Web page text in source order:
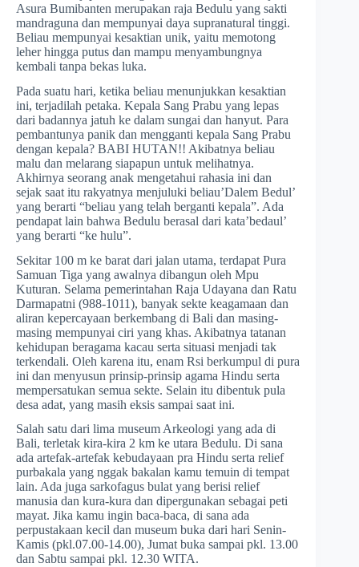
Asura Bumibanten merupakan raja Bedulu yang sakti
mandraguna dan mempunyai daya supranatural tinggi.
Beliau mempunyai kesaktian unik, yaitu memotong
leher hingga putus dan mampu menyambungnya
kembali tanpa bekas luka.
Pada suatu hari, ketika beliau menunjukkan kesaktian
ini, terjadilah petaka. Kepala Sang Prabu yang lepas
dari badannya jatuh ke dalam sungai dan hanyut. Para
pembantunya panik dan mengganti kepala Sang Prabu
dengan kepala? BABI HUTAN!! Akibatnya beliau
malu dan melarang siapapun untuk melihatnya.
Akhirnya seorang anak mengetahui rahasia ini dan
sejak saat itu rakyatnya menjuluki beliau’Dalem Bedul’
yang berarti “beliau yang telah berganti kepala”. Ada
pendapat lain bahwa Bedulu berasal dari kata’bedaul’
yang berarti “ke hulu”.
Sekitar 100 m ke barat dari jalan utama, terdapat Pura
Samuan Tiga yang awalnya dibangun oleh Mpu
Kuturan. Selama pemerintahan Raja Udayana dan Ratu
Darmapatni (988-1011), banyak sekte keagamaan dan
aliran kepercayaan berkembang di Bali dan masing-
masing mempunyai ciri yang khas. Akibatnya tatanan
kehidupan beragama kacau serta situasi menjadi tak
terkendali. Oleh karena itu, enam Rsi berkumpul di pura
ini dan menyusun prinsip-prinsip agama Hindu serta
mempersatukan semua sekte. Selain itu dibentuk pula
desa adat, yang masih eksis sampai saat ini.
Salah satu dari lima museum Arkeologi yang ada di
Bali, terletak kira-kira 2 km ke utara Bedulu. Di sana
ada artefak-artefak kebudayaan pra Hindu serta relief
purbakala yang nggak bakalan kamu temuin di tempat
lain. Ada juga sarkofagus bulat yang berisi relief
manusia dan kura-kura dan dipergunakan sebagai peti
mayat. Jika kamu ingin baca-baca, di sana ada
perpustakaan kecil dan museum buka dari hari Senin-
Kamis (pkl.07.00-14.00), Jumat buka sampai pkl. 13.00
dan Sabtu sampai pkl. 12.30 WITA.